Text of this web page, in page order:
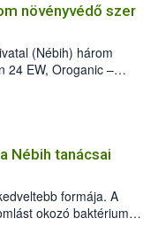
növényvédő szer
(Nébih) három
24 EW, Oroganic –
szüretet követően,
elleni további
kiszerelésben kiskerti
termesztésben is
Nébih tanácsai
formája. A
okozó baktériumok